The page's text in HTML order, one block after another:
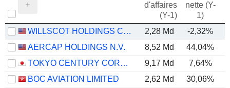
d'affaires
(Y-1)
nette (Y-
1)
WILLSCOT HOLDINGS CORPORATION 2,28 Md -2,32%
AERCAP HOLDINGS N.V.
8,52 Md 44,04%
TOKYO CENTURY CORPORATION
9,17 Md 7,64%
BOC AVIATION LIMITED
2,62 Md 30,06%